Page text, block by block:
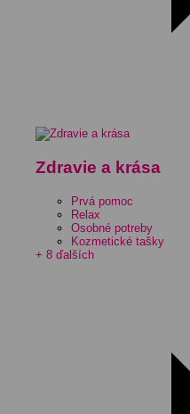
Zdravie a krása
Prvá pomoc
Relax
Osobné potreby
Kozmetické tašky
+ 8 ďalších